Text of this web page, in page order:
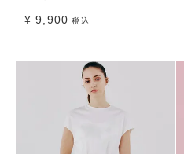
¥ 9,900 税込